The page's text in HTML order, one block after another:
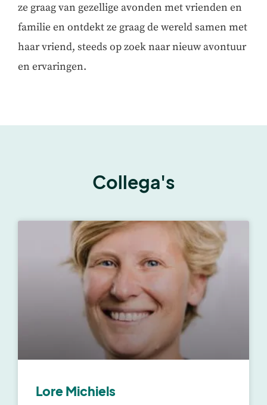
ze graag van gezellige avonden met vrienden en
familie en ontdekt ze graag de wereld samen met
haar vriend, steeds op zoek naar nieuw avontuur
en ervaringen.
Collega's
Lore Michiels